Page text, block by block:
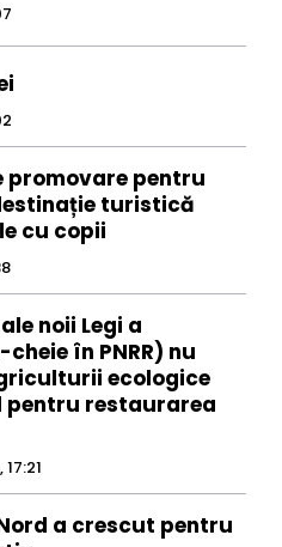
promovare pentru
turistică
cu copii
noii Legi a
în PNRR) nu
ecologice
restaurarea
a crescut pentru